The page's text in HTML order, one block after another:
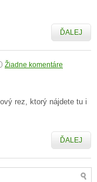
ĎALEJ
Žiadne komentáre
rez, ktorý nájdete tu i
ĎALEJ